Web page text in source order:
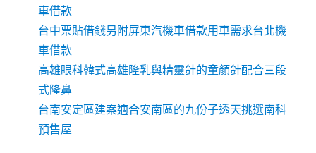
車借款
台中票貼借錢另附屏東汽機車借款用車需求台北機
車借款
高雄眼科韓式高雄隆乳與精靈針的童顏針配合三段
式隆鼻
台南安定區建案適合安南區的九份子透天挑選南科
預售屋